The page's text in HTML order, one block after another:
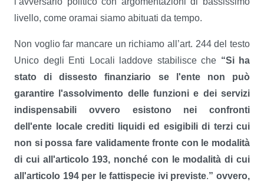
livello, come oramai siamo abituati da tempo.
Non voglio far mancare un richiamo all’art. 244 del testo
Unico degli Enti Locali laddove stabilisce che “Si ha
stato di dissesto finanziario se l'ente non può
garantire l'assolvimento delle funzioni e dei servizi
indispensabili ovvero esistono nei confronti
dell'ente locale crediti liquidi ed esigibili di terzi cui
non si possa fare validamente fronte con le modalità
di cui all'articolo 193, nonché con le modalità di cui
all'articolo 194 per le fattispecie ivi previste.” ovvero,